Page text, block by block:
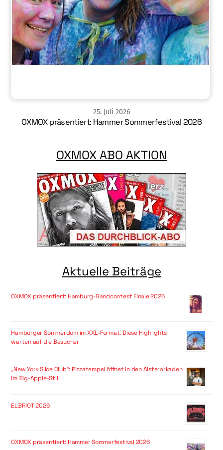
25. Juli 2026
OXMOX präsentiert: Hammer Sommerfestival 2026
OXMOX ABO AKTION
Aktuelle Beiträge
OXMOX präsentiert: Hamburg-Bandcontest Finale 2026
Hamburger Sommerdom im XXL-Format: Diese Highlights
warten auf die Besucher
„New York Slice Club“: Pizzatempel öffnet in den Alsterarkaden
im Big-Apple-Stil
ELBRIOT 2026
OXMOX präsentiert: Hammer Sommerfestival 2026